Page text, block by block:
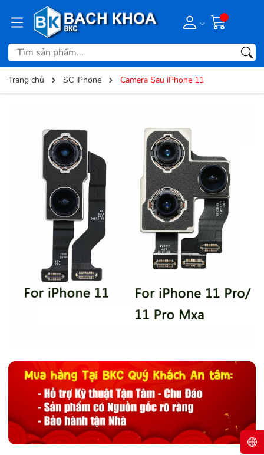
Trang chủ SC iPhone Camera Sau iPhone 11